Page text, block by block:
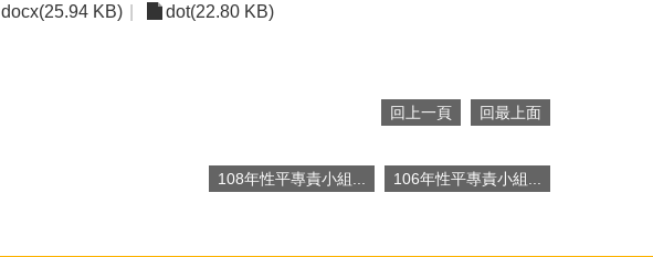
docx(25.94 KB) dot(22.80 KB)
回上一頁 回最上面
108年性平專責小組... 106年性平專責小組...